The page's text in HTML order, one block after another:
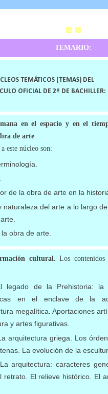
TEMARIO:
TEMÁTICOS (TEMAS) DEL
OFICIAL DE 2º DE BACHILLER:
en el espacio y en el
de arte.
este núcleo son:
de la obra de arte en la
naturaleza del arte a lo largo
obra de arte.
cultural.Los contenidos
legado de la Prehistoria: la
en el enclave de la
megalítica. Aportaciones
y artes figurativas.
arquitectura griega. Los
La evolución de la
arquitectura: caracteres
retrato. El relieve histórico. El